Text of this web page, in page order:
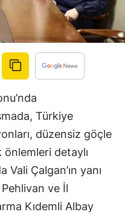
Çorum
Denizli
Diyarbakır
Elazığ
Erzincan
Erzurum
Eskişehir
Türkiye
düzensiz göçle
detaylı
Vali Çalgan’ın yanı
ve İl
Kıdemli Albay